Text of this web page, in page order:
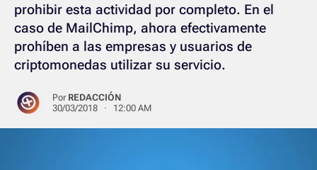
prohibir esta actividad por completo. En el
caso de MailChimp, ahora efectivamente
prohíben a las empresas y usuarios de
criptomonedas utilizar su servicio.
Por REDACCIÓN
30/03/2018 · 12:00 AM